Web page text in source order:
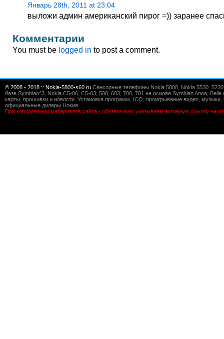
Январь 28th, 2011 at 23:04
выложи админ американский пирог =)) заранее
Комментарии
You must be logged in to post a comment.
© 2008 - 2018 :: Nokia-5800-s60.ru Сенсорные телефоны Nokia 5800, Nokia 5530,
базе Symbian^3, Nokia C5-06, C5-03, 500, 603, 700, 701 на основе Symbian Anna,
карты, прошивки и новости. Установка программ, ICQ, проигрывание видео,
официальные дилеры Нокия.
При копировании материалов сайта - обязательно указываем активную ссылку на